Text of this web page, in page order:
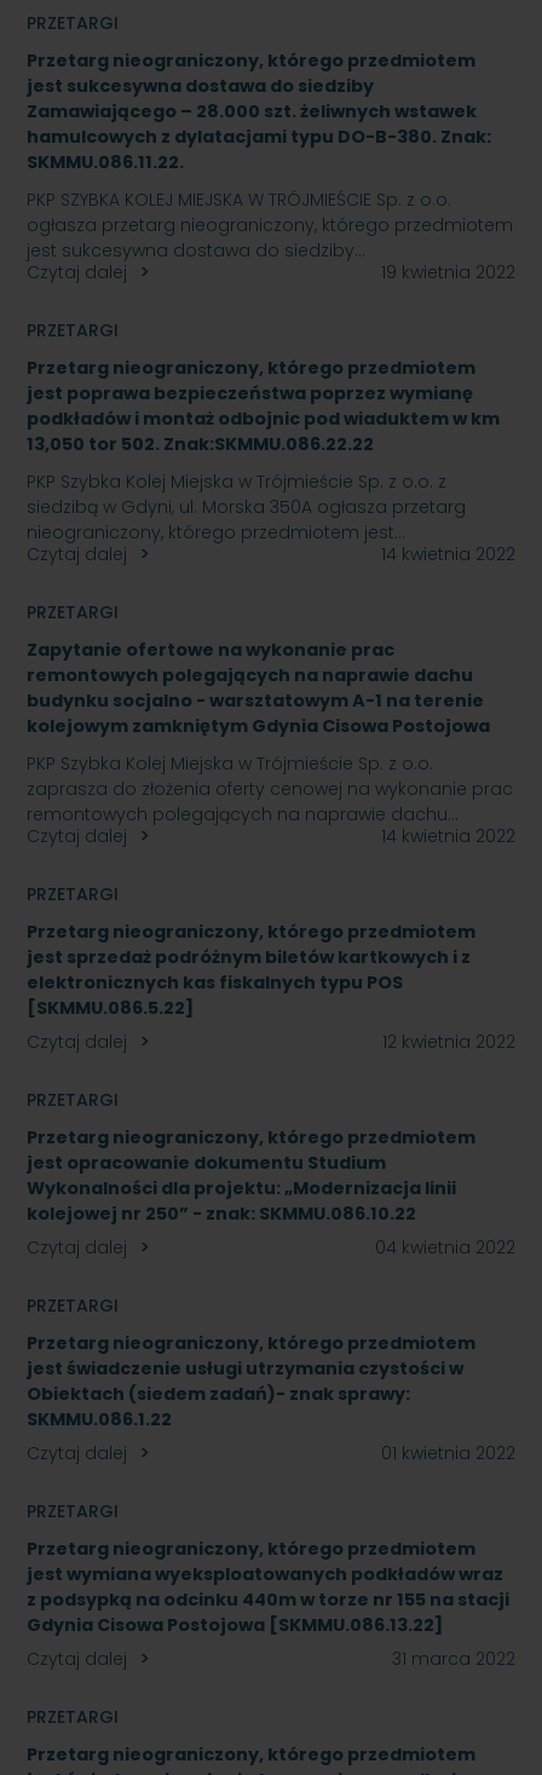
PRZETARGI
Przetarg nieograniczony, którego przedmiotem
jest sukcesywna dostawa do siedziby
Zamawiającego – 28.000 szt. żeliwnych wstawek
hamulcowych z dylatacjami typu DO-B-380. Znak:
SKMMU.086.11.22.
PKP SZYBKA KOLEJ MIEJSKA W TRÓJMIEŚCIE Sp. z o.o.
ogłasza przetarg nieograniczony, którego przedmiotem
jest sukcesywna dostawa do siedziby…
Czytaj dalej
19 kwietnia 2022
PRZETARGI
Przetarg nieograniczony, którego przedmiotem
jest poprawa bezpieczeństwa poprzez wymianę
podkładów i montaż odbojnic pod wiaduktem w km
13,050 tor 502. Znak:SKMMU.086.22.22
PKP Szybka Kolej Miejska w Trójmieście Sp. z o.o. z
siedzibą w Gdyni, ul. Morska 350A ogłasza przetarg
nieograniczony, którego przedmiotem jest…
Czytaj dalej
14 kwietnia 2022
PRZETARGI
Zapytanie ofertowe na wykonanie prac
remontowych polegających na naprawie dachu
budynku socjalno - warsztatowym A-1 na terenie
kolejowym zamkniętym Gdynia Cisowa Postojowa
PKP Szybka Kolej Miejska w Trójmieście Sp. z o.o.
zaprasza do złożenia oferty cenowej na wykonanie prac
remontowych polegających na naprawie dachu…
Czytaj dalej
14 kwietnia 2022
PRZETARGI
Przetarg nieograniczony, którego przedmiotem
jest sprzedaż podróżnym biletów kartkowych i z
elektronicznych kas fiskalnych typu POS
[SKMMU.086.5.22]
Czytaj dalej
12 kwietnia 2022
PRZETARGI
Przetarg nieograniczony, którego przedmiotem
jest opracowanie dokumentu Studium
Wykonalności dla projektu: „Modernizacja linii
kolejowej nr 250” - znak: SKMMU.086.10.22
Czytaj dalej
04 kwietnia 2022
PRZETARGI
Przetarg nieograniczony, którego przedmiotem
jest świadczenie usługi utrzymania czystości w
Obiektach (siedem zadań)- znak sprawy:
SKMMU.086.1.22
Czytaj dalej
01 kwietnia 2022
PRZETARGI
Przetarg nieograniczony, którego przedmiotem
jest wymiana wyeksploatowanych podkładów wraz
z podsypką na odcinku 440m w torze nr 155 na stacji
Gdynia Cisowa Postojowa [SKMMU.086.13.22]
Czytaj dalej
31 marca 2022
PRZETARGI
Przetarg nieograniczony, którego przedmiotem